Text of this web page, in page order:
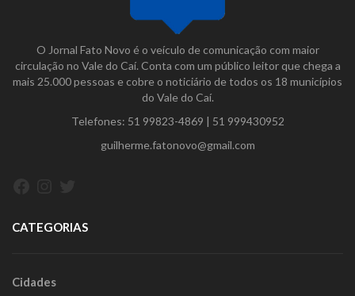
O Jornal Fato Novo é o veículo de comunicação com maior
circulação no Vale do Caí. Conta com um público leitor que chega a
mais 25.000 pessoas e cobre o noticiário de todos os 18 municípios
do Vale do Caí.
Telefones: 51 99823-4869 | 51 999430952
guilherme.fatonovo@gmail.com
CATEGORIAS
Cidades